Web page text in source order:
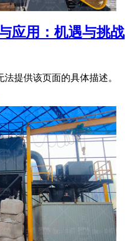
应用：机遇与挑战
提供该页面的具体描述。